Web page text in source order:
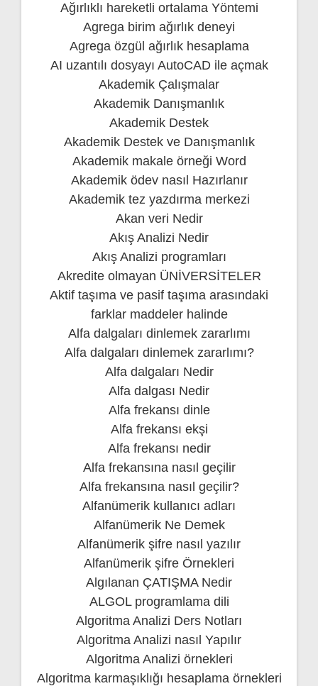
Ağırlıklı hareketli ortalama Yöntemi
Agrega birim ağırlık deneyi
Agrega özgül ağırlık hesaplama
AI uzantılı dosyayı AutoCAD ile açmak
Akademik Çalışmalar
Akademik Danışmanlık
Akademik Destek
Akademik Destek ve Danışmanlık
Akademik makale örneği Word
Akademik ödev nasıl Hazırlanır
Akademik tez yazdırma merkezi
Akan veri Nedir
Akış Analizi Nedir
Akış Analizi programları
Akredite olmayan ÜNİVERSİTELER
Aktif taşıma ve pasif taşıma arasındaki
farklar maddeler halinde
Alfa dalgaları dinlemek zararlımı
Alfa dalgaları dinlemek zararlımı?
Alfa dalgaları Nedir
Alfa dalgası Nedir
Alfa frekansı dinle
Alfa frekansı ekşi
Alfa frekansı nedir
Alfa frekansına nasıl geçilir
Alfa frekansına nasıl geçilir?
Alfanümerik kullanıcı adları
Alfanümerik Ne Demek
Alfanümerik şifre nasıl yazılır
Alfanümerik şifre Örnekleri
Algılanan ÇATIŞMA Nedir
ALGOL programlama dili
Algoritma Analizi Ders Notları
Algoritma Analizi nasıl Yapılır
Algoritma Analizi örnekleri
Algoritma karmaşıklığı hesaplama örnekleri